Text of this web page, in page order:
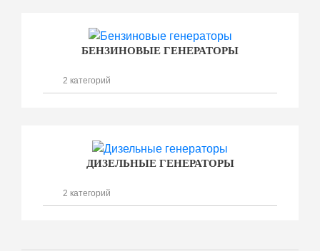
БЕНЗИНОВЫЕ ГЕНЕРАТОРЫ
2 категорий
ДИЗЕЛЬНЫЕ ГЕНЕРАТОРЫ
2 категорий